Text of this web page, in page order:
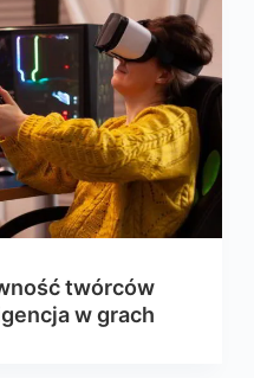
twórców
w grach